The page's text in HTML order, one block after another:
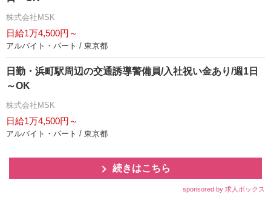
株式会社MSK
日給1万4,500円～
アルバイト・パート / 東京都
日勤・浜町駅周辺の交通誘導警備員/入社祝い金あり/週1日
～OK
株式会社MSK
日給1万4,500円～
アルバイト・パート / 東京都
続きはこちら
sponsored by 求人ボックス